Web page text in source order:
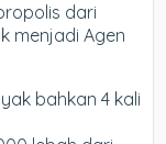
dari
menjadi Agen
bahkan 4 kali